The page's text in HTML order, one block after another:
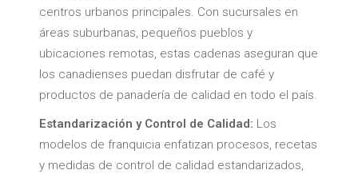
centros urbanos principales. Con sucursales en
áreas suburbanas, pequeños pueblos y
ubicaciones remotas, estas cadenas aseguran que
los canadienses puedan disfrutar de café y
productos de panadería de calidad en todo el país.
Estandarización y Control de Calidad: Los
modelos de franquicia enfatizan procesos, recetas
y medidas de control de calidad estandarizados,